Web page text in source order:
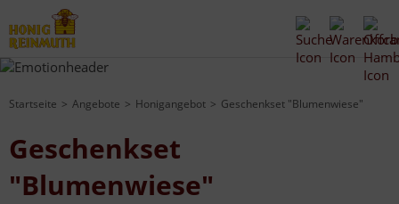
Startseite Angebote Honigangebot Geschenkset "Blumenwiese"
Geschenkset
"Blumenwiese"